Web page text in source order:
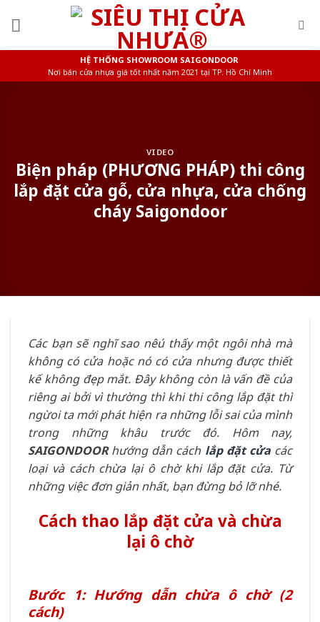
HỆ THỐNG SHOWROOM SAIGONDOOR
Nơi bán cửa nhựa giá tốt nhất năm 2021 tại TP. Hồ Chí Minh
VIDEO
Biện pháp (PHƯƠNG PHÁP) thi công
lắp đặt cửa gỗ, cửa nhựa, cửa chống
cháy Saigondoor
Các bạn sẽ nghĩ sao nêú thấy một ngôi nhà mà
không có cửa hoặc nó có cửa nhưng được thiết
kế không đẹp mắt. Đây không còn là vấn đề của
riêng ai bởi vì thường thì khi thi công lắp đặt thì
ngừoi ta mới phát hiện ra những lỗi sai của mình
trong những khâu trước đó. Hôm nay,
SAIGONDOORhướng dẫn cách lắp đặt cửa các
loại vàcách chừa lại ô chờ khi lắp đặt cửa. Từ
những việc đơn giản nhất, bạn đừng bỏ lỡ nhé.
Cách thao lắp đặt cửa và chừa
lại ô chờ
Bước 1: Hướng dẫn chừa ô chờ (2
cách)